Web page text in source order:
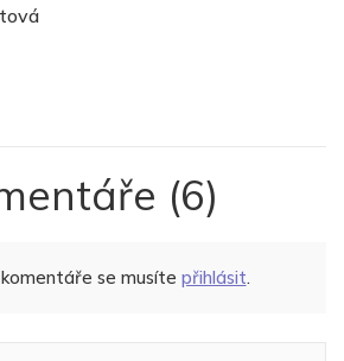
(6)
se musíte přihlásit.